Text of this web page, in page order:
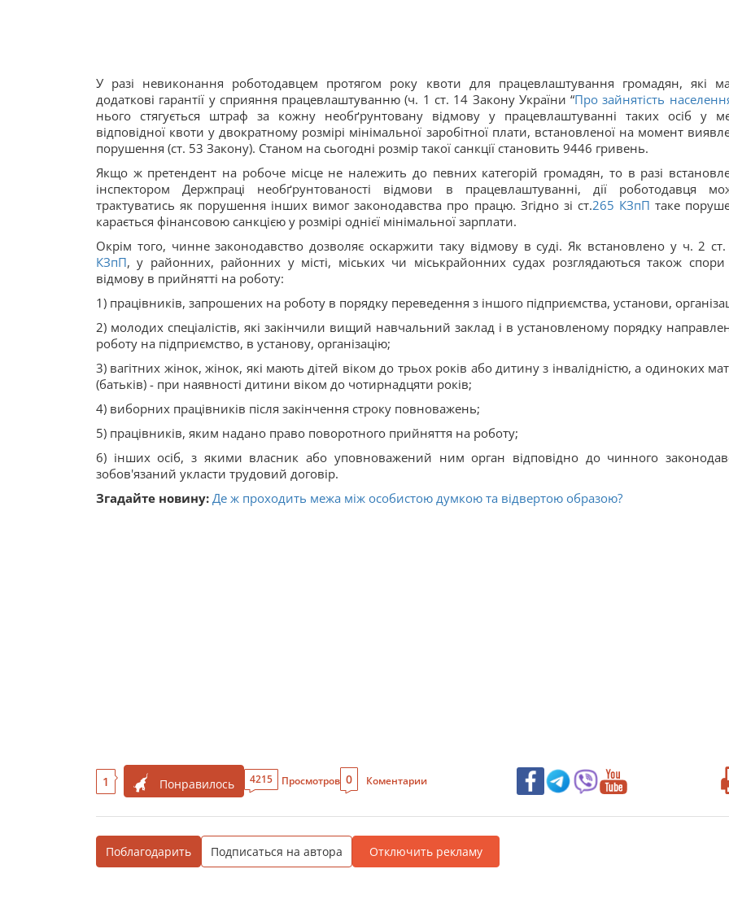
У разі невиконання роботодавцем протягом року квоти для працевлаштування громадян, які
додаткові гарантії у сприяння працевлаштуванню (ч. 1 ст. 14 Закону України “Про зайнятість
нього стягується штраф за кожну необґрунтовану відмову у працевлаштуванні таких осіб у
відповідної квоти у двократному розмірі мінімальної заробітної плати, встановленої на момент
порушення (ст. 53 Закону). Станом на сьогодні розмір такої санкції становить 9446 гривень.
Якщо ж претендент на робоче місце не належить до певних категорій громадян, то в разі
інспектором Держпраці необґрунтованості відмови в працевлаштуванні, дії роботодавця
трактуватись як порушення інших вимог законодавства про працю. Згідно зі ст.265 КЗпП таке
карається фінансовою санкцією у розмірі однієї мінімальної зарплати.
Окрім того, чинне законодавство дозволяє оскаржити таку відмову в суді. Як встановлено у ч. 2 ст.
КЗпП, у районних, районних у місті, міських чи міськрайонних судах розглядаються також
відмову в прийнятті на роботу:
1) працівників, запрошених на роботу в порядку переведення з іншого підприємства, установи,
2) молодих спеціалістів, які закінчили вищий навчальний заклад і в установленому порядку
роботу на підприємство, в установу, організацію;
3) вагітних жінок, жінок, які мають дітей віком до трьох років або дитину з інвалідністю, а одиноких
(батьків) - при наявності дитини віком до чотирнадцяти років;
4) виборних працівників після закінчення строку повноважень;
5) працівників, яким надано право поворотного прийняття на роботу;
6) інших осіб, з якими власник або уповноважений ним орган відповідно до чинного
зобов'язаний укласти трудовий договір.
Згадайте новину: Де ж проходить межа між особистою думкою та відвертою образою?
1 Понравилось 4215 Просмотров 0 Коментарии
Поблагодарить Подписаться на автора Отключить рекламу